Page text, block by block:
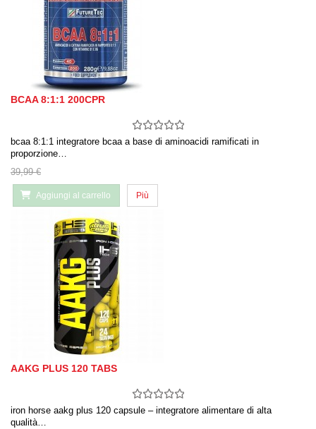
BCAA 8:1:1 200CPR
bcaa 8:1:1 integratore bcaa a base di aminoacidi ramificati in
proporzione…
39,99 €
Aggiungi al carrello Più
AAKG PLUS 120 TABS
iron horse aakg plus 120 capsule – integratore alimentare di alta
qualità…